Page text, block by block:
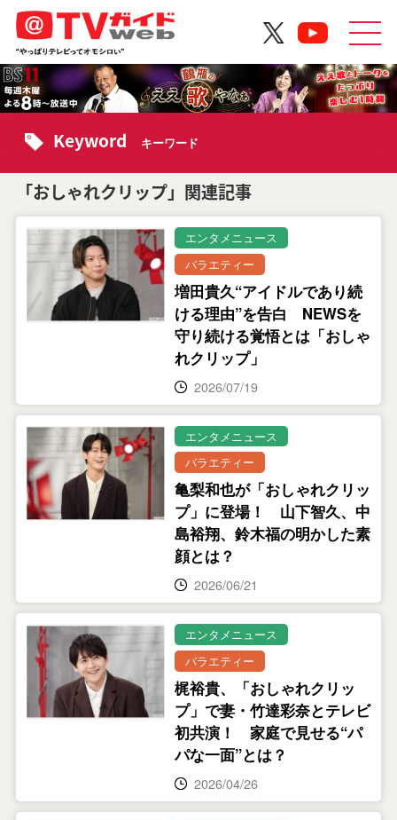
Keyword キーワード
「おしゃれクリップ」関連記事
エンタメニュース
バラエティー
増田貴久“アイドルであり続
ける理由”を告白 NEWSを
守り続ける覚悟とは「おしゃ
れクリップ」
2026/07/19
エンタメニュース
バラエティー
亀梨和也が「おしゃれクリッ
プ」に登場！ 山下智久、中
島裕翔、鈴木福の明かした素
顔とは？
2026/06/21
エンタメニュース
バラエティー
梶裕貴、「おしゃれクリッ
プ」で妻・竹達彩奈とテレビ
初共演！ 家庭で見せる“パ
パな一面”とは？
2026/04/26